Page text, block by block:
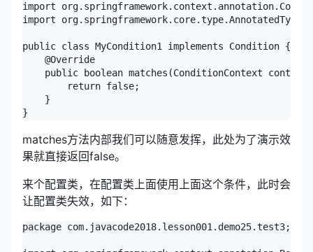
import
import
public class MyCondition1 implements Condition {
@Override
public boolean matches(ConditionContext context,
return false;
}
matches方法内部我们可以随意发挥，此处为了演示效
果就直接返回false。
来个配置类，在配置类上面使用上面这个条件，此时会
让配置类失效，如下：
package com.javacode2018.lesson001.demo25.test3;